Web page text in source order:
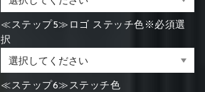
≪ステップ5≫ロゴ ステッチ色※必須選
択
≪ステップ6≫ステッチ色